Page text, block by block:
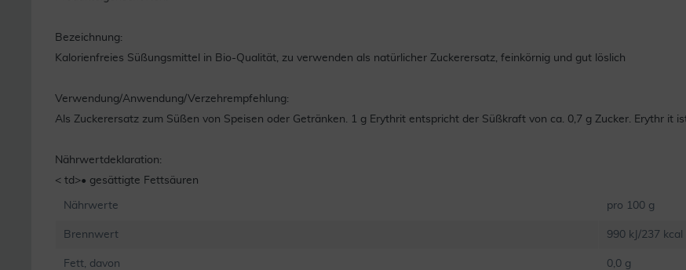
Bezeichnung:
Kalorienfreies Süßungsmittel in Bio-Qualität, zu verwenden als natürlicher Zuckerersatz, feinkörnig und gut löslich
Verwendung/Anwendung/Verzehrempfehlung:
Als Zuckerersatz zum Süßen von Speisen oder Getränken. 1 g Erythrit entspricht der Süßkraft von ca. 0,7 g Zucker. Erythr it
Nährwertdeklaration:
< td>• gesättigte Fettsäuren
Nährwerte pro 100 g
Brennwert 990 kJ/237 kcal
Fett, davon 0,0 g